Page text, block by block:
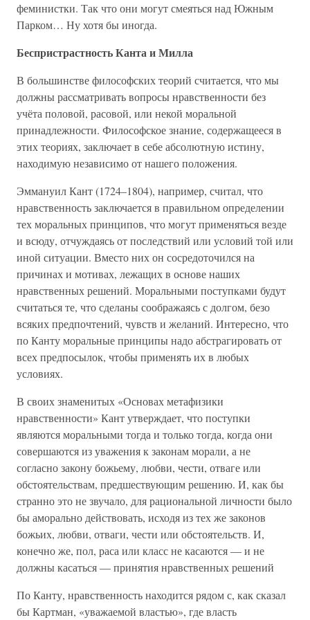
феминистки. Так что они могут смеяться над Южным
Парком… Ну хотя бы иногда.
Беспристрастность Канта и Милла
В большинстве философских теорий считается, что мы
должны рассматривать вопросы нравственности без
учёта половой, расовой, или некой моральной
принадлежности. Философское знание, содержащееся в
этих теориях, заключает в себе абсолютную истину,
находимую независимо от нашего положения.
Эммануил Кант (1724–1804), например, считал, что
нравственность заключается в правильном определении
тех моральных принципов, что могут применяться везде
и всюду, отчуждаясь от последствий или условий той или
иной ситуации. Вместо них он сосредоточился на
причинах и мотивах, лежащих в основе наших
нравственных решений. Моральными поступками будут
считаться те, что сделаны соображаясь с долгом, безо
всяких предпочтений, чувств и желаний. Интересно, что
по Канту моральные принципы надо абстрагировать от
всех предпосылок, чтобы применять их в любых
условиях.
В своих знаменитых «Основах метафизики
нравственности» Кант утверждает, что поступки
являются моральными тогда и только тогда, когда они
совершаются из уважения к законам морали, а не
согласно закону божьему, любви, чести, отваге или
обстоятельствам, предшествующим решению. И, как бы
странно это не звучало, для рациональной личности было
бы аморально действовать, исходя из тех же законов
божьих, любви, отваги, чести или обстоятельств. И,
конечно же, пол, раса или класс не касаются — и не
должны касаться — принятия нравственных решений
По Канту, нравственность находится рядом с, как сказал
бы Картман, «уважаемой властью», где власть